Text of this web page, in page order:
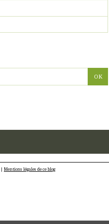
| Mentions légales de ce blog